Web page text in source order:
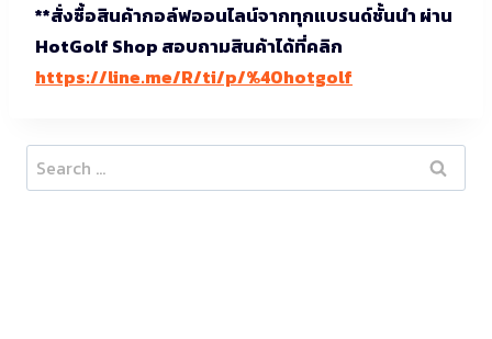
**สั่งซื้อสินค้ากอล์ฟออนไลน์จากทุกแบรนด์ชั้นนำ ผ่าน
HotGolf Shop สอบถามสินค้าได้ที่คลิก
https://line.me/R/ti/p/%40hotgolf
Search
for: